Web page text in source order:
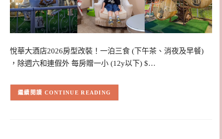
悅華大酒店2026房型改裝！一泊三食 (下午茶、消夜及早餐)
，除週六和連假外 每房贈一小 (12y以下) $…
CONTINUE READING